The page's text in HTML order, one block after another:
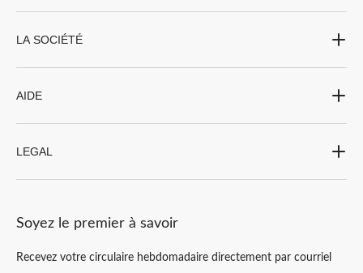
LA SOCIÉTÉ
AIDE
LEGAL
Soyez le premier à savoir
Recevez votre circulaire hebdomadaire directement par courriel